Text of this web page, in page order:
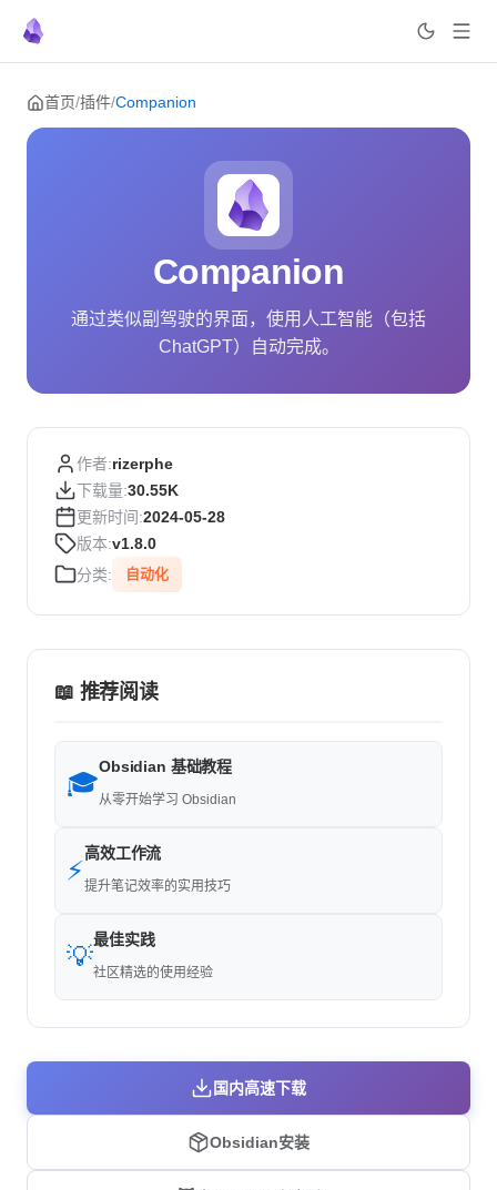
Skip to content
首页/插件/Companion
Companion
通过类似副驾驶的界面，使用人工智能（包括
ChatGPT）自动完成。
作者:rizerphe
下载量:30.55K
更新时间:2024-05-28
版本:v1.8.0
分类:
自动化
📖 推荐阅读
🎓
Obsidian 基础教程
从零开始学习 Obsidian
⚡
高效工作流
提升笔记效率的实用技巧
💡
最佳实践
社区精选的使用经验
国内高速下载
Obsidian安装